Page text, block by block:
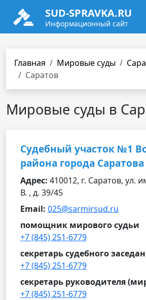
SUD-SPRAVKA.RU
Информационный сайт
Главная Мировые суды
Саратов
Мировые суды в
Судебный участок №1
района города Саратова
Адрес: 410012, г. Саратов, ул.
В. , д. 39/45
Email: 025@sarmirsud.ru
помощник мирового судьи
+7 (845) 251-6779
секретарь судебного
+7 (845) 251-6779
секретарь руководителя
+7 (845) 251-6779